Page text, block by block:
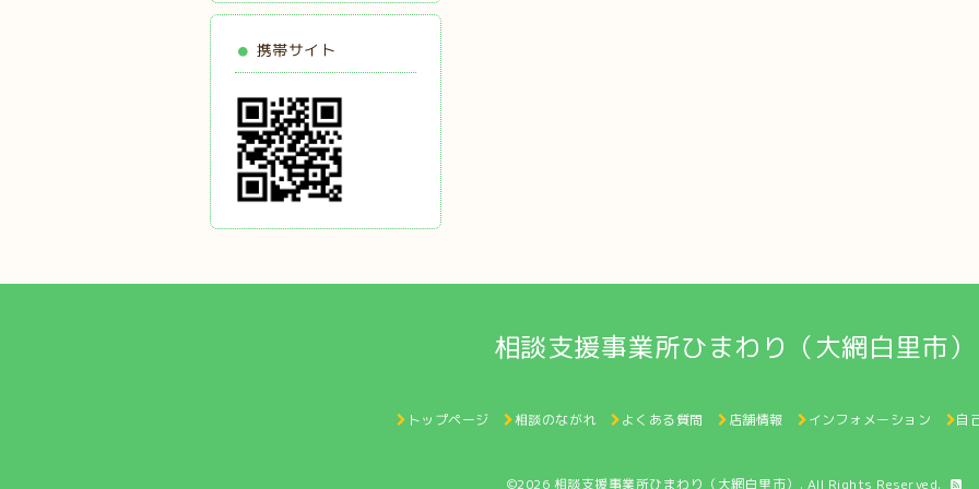
携帯サイト
相談支援事業所ひまわり（大網白里市）
トップページ 相談のながれ よくある質問 店舗情報 インフォメーション 自
©2026 相談支援事業所ひまわり（大網白里市） . All Rights Reserved.